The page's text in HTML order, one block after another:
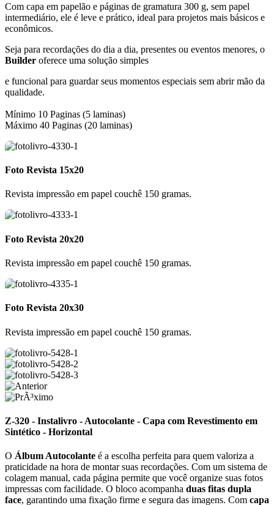
Com capa em papelão e páginas de gramatura 300 g, sem papel
intermediário, ele é leve e prático, ideal para projetos mais básicos e
econômicos.
Seja para recordações do dia a dia, presentes ou eventos menores, o
Builder oferece uma solução simples
e funcional para guardar seus momentos especiais sem abrir mão da
qualidade.
Mínimo 10 Paginas (5 laminas)
Máximo 40 Paginas (20 laminas)
Foto Revista 15x20
Revista impressão em papel couchê 150 gramas.
Foto Revista 20x20
Revista impressão em papel couchê 150 gramas.
Foto Revista 20x30
Revista impressão em papel couchê 150 gramas.
Z-320 - Instalivro - Autocolante - Capa com Revestimento em
Sintético - Horizontal
O Álbum Autocolante é a escolha perfeita para quem valoriza a
praticidade na hora de montar suas recordações. Com um sistema de
colagem manual, cada página permite que você organize suas fotos
impressas com facilidade. O bloco acompanha duas fitas dupla
face, garantindo uma fixação firme e segura das imagens. Com capa